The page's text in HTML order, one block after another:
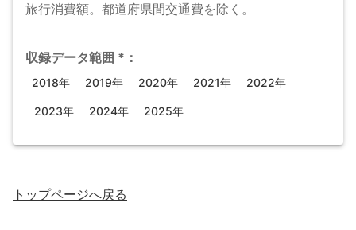
旅行消費額。都道府県間交通費を除く。
収録データ範囲 * ：
2018年 2019年 2020年 2021年 2022年
2023年 2024年 2025年
トップページへ戻る